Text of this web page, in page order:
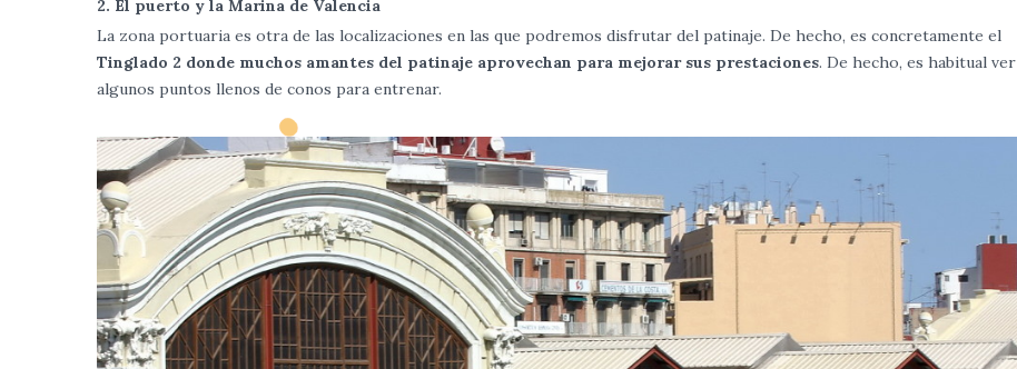
2. El puerto y la Marina de Valencia
La zona portuaria es otra de las localizaciones en las que podremos disfrutar del patinaje. De hecho, es concretamente el
Tinglado 2 donde muchos amantes del patinaje aprovechan para mejorar sus prestaciones. De hecho, es habitual ver
algunos puntos llenos de conos para entrenar.